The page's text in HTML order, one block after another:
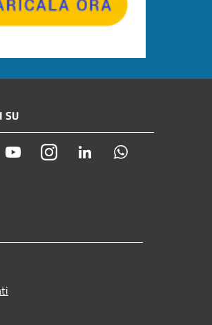
SU
YoutubeInstagramLinkedIn